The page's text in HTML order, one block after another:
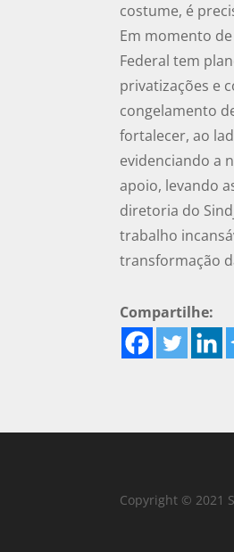
costume, é
Em momento
Federal tem
privatizações e
congelamento
fortalecer, ao
evidenciando a
apoio, levando
diretoria do
trabalho
transformação
Compartilhe:
Copyright © 2021